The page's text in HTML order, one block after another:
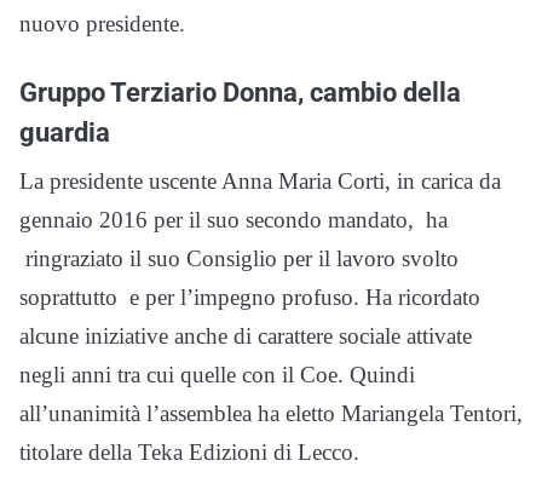
nuovo presidente.
Gruppo Terziario Donna, cambio della
guardia
La presidente uscente Anna Maria Corti, in carica da
gennaio 2016 per il suo secondo mandato, ha
ringraziato il suo Consiglio per il lavoro svolto
soprattutto e per l’impegno profuso. Ha ricordato
alcune iniziative anche di carattere sociale attivate
negli anni tra cui quelle con il Coe. Quindi
all’unanimità l’assemblea ha eletto Mariangela Tentori,
titolare della Teka Edizioni di Lecco.